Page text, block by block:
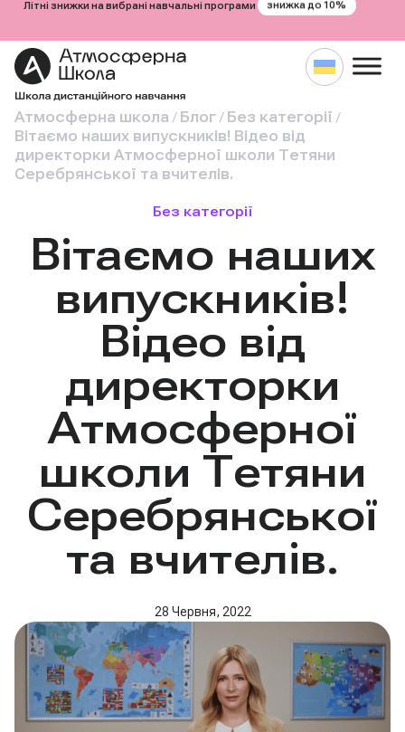
Літні знижки на вибрані навчальні програми знижка до 10%
Атмосферна школа / Блог / Без категорії /
Вітаємо наших випускників! Відео від
директорки Атмосферної школи Тетяни
Серебрянської та вчителів.
Без категорії
Вітаємо наших
випускників!
Відео від
директорки
Атмосферної
школи Тетяни
Серебрянської
та вчителів.
28 Червня, 2022